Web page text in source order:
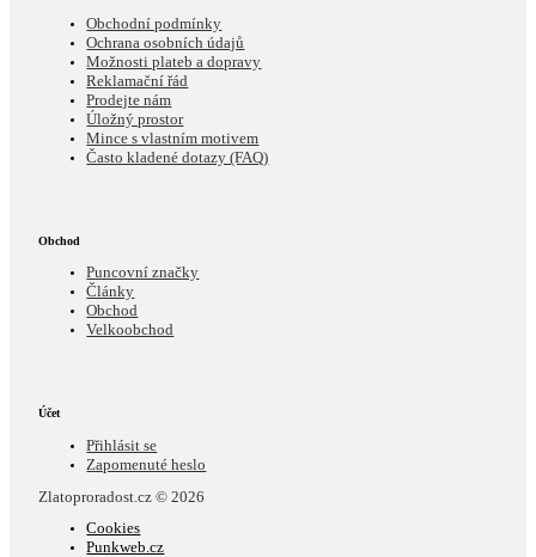
Obchodní podmínky
Ochrana osobních údajů
Možnosti plateb a dopravy
Reklamační řád
Prodejte nám
Úložný prostor
Mince s vlastním motivem
Často kladené dotazy (FAQ)
Obchod
Puncovní značky
Články
Obchod
Velkoobchod
Účet
Přihlásit se
Zapomenuté heslo
Zlatoproradost.cz © 2026
Cookies
Punkweb.cz